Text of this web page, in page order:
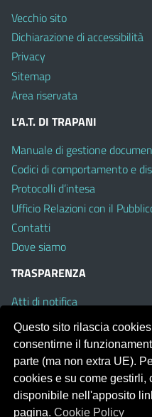
Vecchio sito
Dichiarazione di accessibilità
Privacy
Sitemap
Area riservata
L’A.T. DI TRAPANI
Manuale di gestione
Codici di comportamento e
Protocolli d’intesa
Ufficio Relazioni con il
Contatti
Dove siamo
TRASPARENZA
Atti di notifica
Albo on line
Amministrazione Trasparente
Obiettivi di Accessibilità
Questo sito rilascia
consentirne il
parte (ma non extra UE).
cookies e su come gestirli,
disponibile nell'apposito
pagina.Cookie Policy